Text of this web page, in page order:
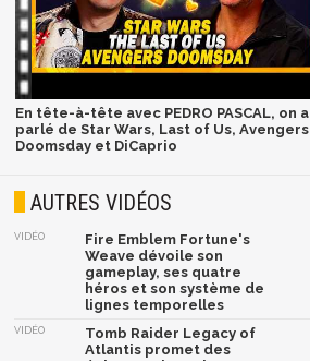
En tête-à-tête avec PEDRO PASCAL, on a
parlé de Star Wars, Last of Us, Avengers
Doomsday et DiCaprio
AUTRES VIDÉOS
VIDÉO
Fire Emblem Fortune's
Weave dévoile son
gameplay, ses quatre
héros et son système de
lignes temporelles
VIDÉO
Tomb Raider Legacy of
Atlantis promet des